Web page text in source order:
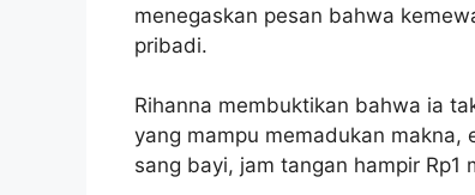
menegaskan pesan bahwa
pribadi.
Rihanna membuktikan bahwa ia
yang mampu memadukan
sang bayi, jam tangan hampir